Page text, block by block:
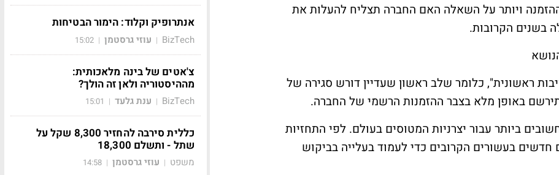
ויותר על השאלה האם החברה תצליח להעלות את
בשנים הקרובות.
ראשונית", כלומר שלב ראשון שעדיין דורש סגירה של
באופן מלא בצבר ההזמנות הרשמי של החברה.
ביותר עבור יצרניות המטוסים בעולם. לפי התחזיות
בעשורים הקרובים כדי לעמוד בעלייה בביקוש
אנתרופיק וקלוד: הימור הבטיחות
BizTech
| עוזי גרסטמן |
15:02
צ'אטים של בינה מלאכותית:
מההיסטוריה ולאן זה הולך?
BizTech
| ענת גלעד |
15:01
כללית סירבה להחזיר 8,300 שקל על
שתל - ותשלם 18,300
משפט | עוזי גרסטמן |
14:58